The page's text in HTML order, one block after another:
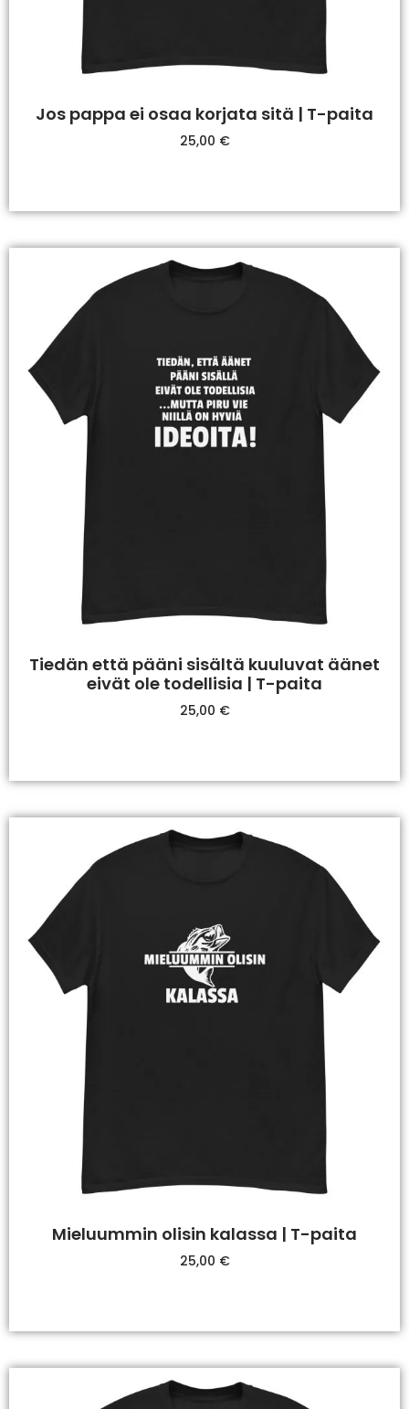
Jos pappa ei osaa korjata sitä | T-paita
25,00 €
Tiedän että pääni sisältä kuuluvat äänet
eivät ole todellisia | T-paita
25,00 €
Mieluummin olisin kalassa | T-paita
25,00 €